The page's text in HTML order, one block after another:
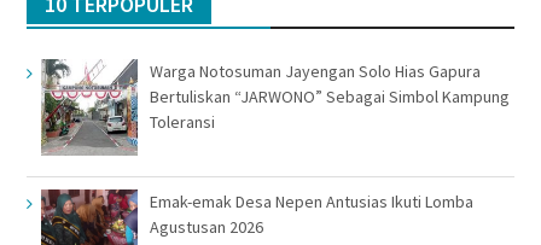
Warga Notosuman Jayengan Solo Hias Gapura
Bertuliskan “JARWONO” Sebagai Simbol Kampung
Toleransi
Emak-emak Desa Nepen Antusias Ikuti Lomba
Agustusan 2026